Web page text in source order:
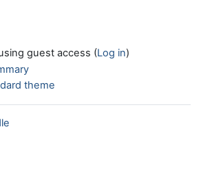
guest access (Log in)
theme